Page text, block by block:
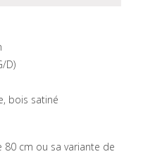
D)
bois satiné
cm ou sa variante de